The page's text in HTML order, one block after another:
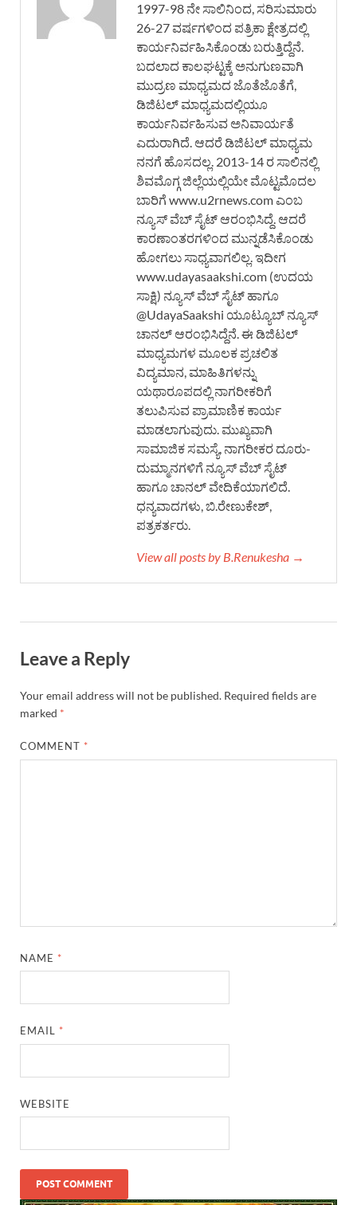
1997-98 ನೇ ಸಾಲಿನಿಂದ, ಸರಿಸುಮಾರು
26-27 ವರ್ಷಗಳಿಂದ ಪತ್ರಿಕಾ ಕ್ಷೇತ್ರದಲ್ಲಿ
ಕಾರ್ಯನಿರ್ವಹಿಸಿಕೊಂಡು ಬರುತ್ತಿದ್ದೆನೆ.
ಬದಲಾದ ಕಾಲಘಟ್ಟಕ್ಕೆ ಅನುಗುಣವಾಗಿ
ಮುದ್ರಣ ಮಾಧ್ಯಮದ ಜೊತೆಜೊತೆಗೆ,
ಡಿಜಿಟಲ್ ಮಾಧ್ಯಮದಲ್ಲಿಯೂ
ಕಾರ್ಯನಿರ್ವಹಿಸುವ ಅನಿವಾರ್ಯತೆ
ಎದುರಾಗಿದೆ. ಆದರೆ ಡಿಜಿಟಲ್ ಮಾಧ್ಯಮ
ನನಗೆ ಹೊಸದಲ್ಲ. 2013-14 ರ ಸಾಲಿನಲ್ಲಿ
ಶಿವಮೊಗ್ಗ ಜಿಲ್ಲೆಯಲ್ಲಿಯೇ ಮೊಟ್ಟಮೊದಲ
ಬಾರಿಗೆ www.u2rnews.com ಎಂಬ
ನ್ಯೂಸ್ ವೆಬ್ ಸೈಟ್ ಆರಂಭಿಸಿದ್ದೆ. ಆದರೆ
ಕಾರಣಾಂತರಗಳಿಂದ ಮುನ್ನಡೆಸಿಕೊಂಡು
ಹೋಗಲು ಸಾಧ್ಯವಾಗಲಿಲ್ಲ. ಇದೀಗ
www.udayasaakshi.com (ಉದಯ
ಸಾಕ್ಷಿ) ನ್ಯೂಸ್ ವೆಬ್ ಸೈಟ್ ಹಾಗೂ
@UdayaSaakshi ಯೂಟ್ಯೂಬ್ ನ್ಯೂಸ್
ಚಾನಲ್ ಆರಂಭಿಸಿದ್ದೆನೆ. ಈ ಡಿಜಿಟಲ್
ಮಾಧ್ಯಮಗಳ ಮೂಲಕ ಪ್ರಚಲಿತ
ವಿದ್ಯಮಾನ, ಮಾಹಿತಿಗಳನ್ನು
ಯಥಾರೂಪದಲ್ಲಿ ನಾಗರೀಕರಿಗೆ
ತಲುಪಿಸುವ ಪ್ರಾಮಾಣಿಕ ಕಾರ್ಯ
ಮಾಡಲಾಗುವುದು. ಮುಖ್ಯವಾಗಿ
ಸಾಮಾಜಿಕ ಸಮಸ್ಯೆ, ನಾಗರೀಕರ ದೂರು-
ದುಮ್ಮಾನಗಳಿಗೆ ನ್ಯೂಸ್ ವೆಬ್ ಸೈಟ್
ಹಾಗೂ ಚಾನಲ್ ವೇದಿಕೆಯಾಗಲಿದೆ.
ಧನ್ಯವಾದಗಳು, ಬಿ.ರೇಣುಕೇಶ್,
ಪತ್ರಕರ್ತರು.
View all posts by B.Renukesha →
Leave a Reply
Your email address will not be published. Required fields are
marked *
COMMENT *
NAME *
EMAIL *
WEBSITE